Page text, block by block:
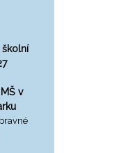
školní
v